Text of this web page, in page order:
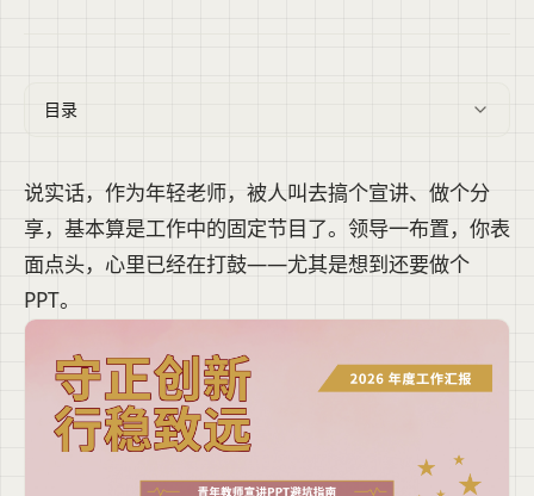
目录
说实话，作为年轻老师，被人叫去搞个宣讲、做个分
享，基本算是工作中的固定节目了。领导一布置，你表
面点头，心里已经在打鼓——尤其是想到还要做个
PPT。